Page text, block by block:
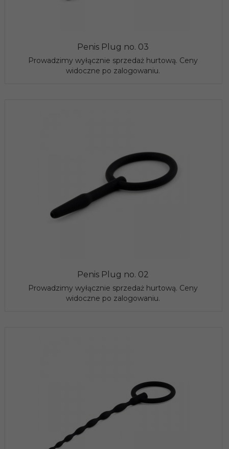
Penis Plug no. 03
Prowadzimy wyłącznie sprzedaż hurtową. Ceny
widoczne po zalogowaniu.
Penis Plug no. 02
Prowadzimy wyłącznie sprzedaż hurtową. Ceny
widoczne po zalogowaniu.